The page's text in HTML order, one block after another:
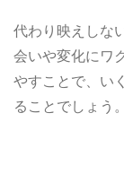
代わり映えしな
会いや変化にワ
やすことで、い
ることでしょう。